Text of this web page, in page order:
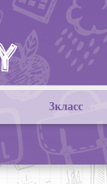
3класс